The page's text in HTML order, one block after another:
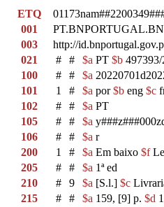
ETQ
001
003
http://
021
# # $a PT $b 497393/
100
# # $a
101
1 # $a por$b eng $c
102
# # $a PT
105
# # $a
106
# # $a r
200
1 # $a Em baixo $f
205
# # $a 1ª ed
210
# 9 $a [S.l.] $c
215
# # $a 159, [9] p. $d